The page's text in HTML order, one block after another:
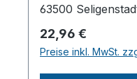
63500
Regulärer Preis:
22,96 €
Preise inkl. MwSt.